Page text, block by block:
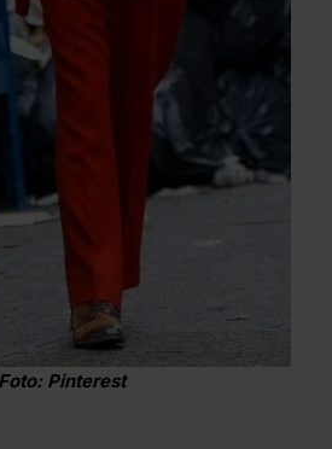
Foto: Pinterest